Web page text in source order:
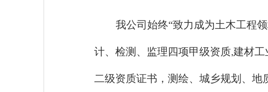
我公司始终“致力成为土木工程
计、检测、监理四项甲级资质,建材工
二级资质证书，测绘、城乡规划、